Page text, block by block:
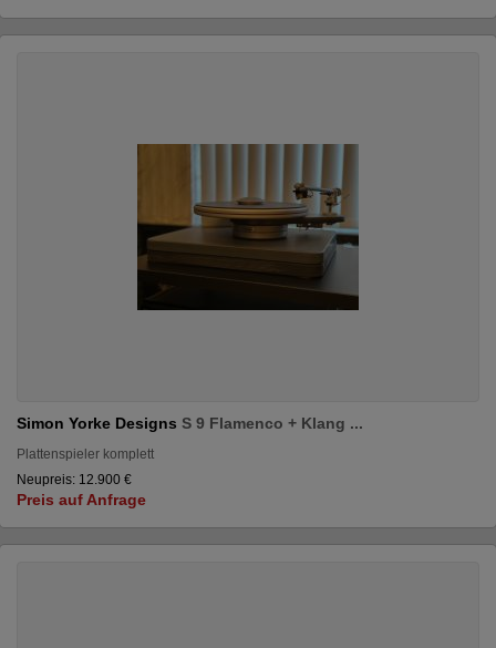
Simon Yorke Designs S 9 Flamenco + Klang ...
Plattenspieler komplett
Neupreis: 12.900 €
Preis auf Anfrage